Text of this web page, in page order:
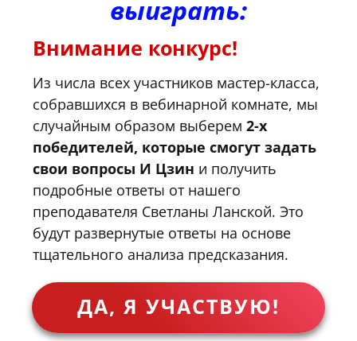
выиграть:
Внимание конкурс!
Из числа всех участников мастер-класса,
собравшихся в вебинарной комнате, мы
случайным образом выберем 2-х
победителей, которые смогут задать
свои вопросы И Цзин и получить
подробные ответы от нашего
преподавателя Светланы Ланской. Это
будут развернутые ответы на основе
тщательного анализа предсказания.
ДА, Я УЧАСТВУЮ!